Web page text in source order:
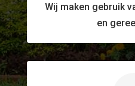
Wij maken gebruik
en